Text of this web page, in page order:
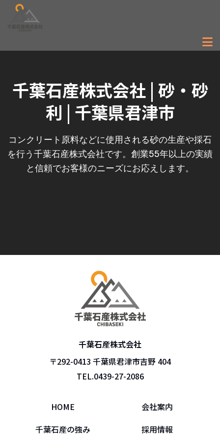
千葉石産株式会社 | 砂・砂
利 | 千葉県君津市
コンクリート原料などに使用される砂の生産や採石
を行う千葉石産株式会社です。創業55年以上の実績
と信頼でお客様のニーズにお応えします。
千葉石産株式会社
〒292-0413 千葉県君津市吉野 404
TEL.0439-27-2086
HOME
千葉石産の強み
会社案内
採用情報